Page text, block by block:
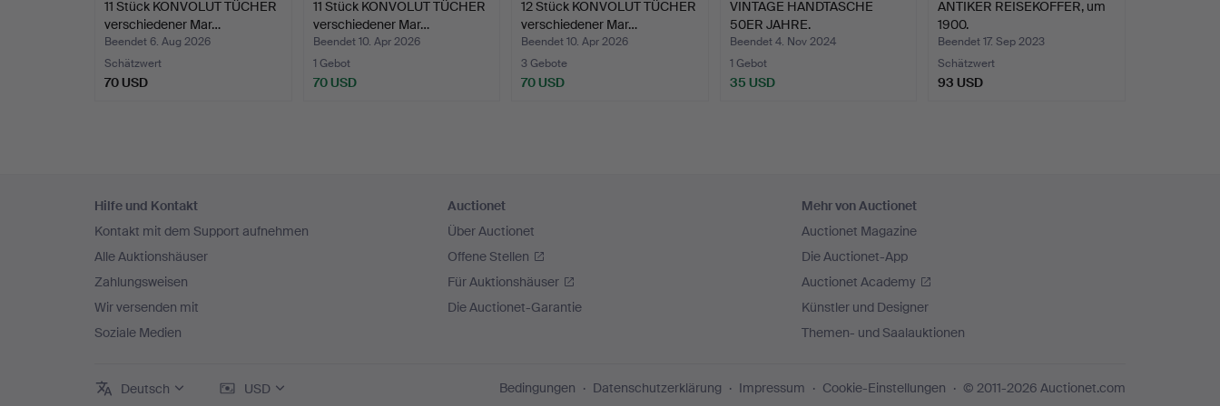
11 Stück KONVOLUT TÜCHER
verschiedener Mar…
Beendet 6. Aug 2026
Schätzwert
70 USD
11 Stück KONVOLUT TÜCHER
verschiedener Mar…
Beendet 10. Apr 2026
1 Gebot
70 USD
12 Stück KONVOLUT TÜCHER
verschiedener Mar…
Beendet 10. Apr 2026
3 Gebote
70 USD
VINTAGE HANDTASCHE
50ER JAHRE.
Beendet 4. Nov 2024
1 Gebot
35 USD
ANTIKER REISEKOFFER, um
1900.
Beendet 17. Sep 2023
Schätzwert
93 USD
Navigation
Hilfe und Kontakt
Kontakt mit dem Support aufnehmen
Alle Auktionshäuser
Zahlungsweisen
Wir versenden mit
Soziale Medien
Auctionet
Über Auctionet
Offene Stellen
Für Auktionshäuser
Die Auctionet-Garantie
Mehr von Auctionet
Auctionet Magazine
Die Auctionet-App
Auctionet Academy
Künstler und Designer
Themen- und Saalauktionen
Deutsch USD Bedingungen Datenschutzerklärung Impressum Cookie-Einstellungen © 2011-2026 Auctionet.com